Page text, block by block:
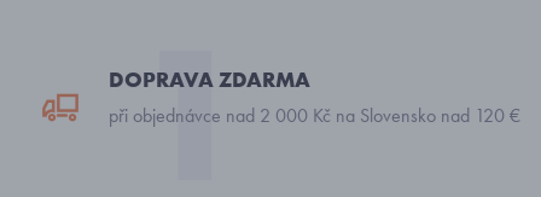
DOPRAVA ZDARMA
při objednávce nad 2 000 Kč na Slovensko nad 120 €